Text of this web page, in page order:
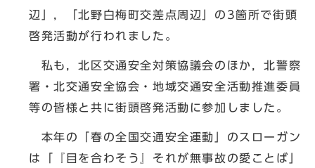
辺」，「北野白梅町交差点周辺」の3箇所で街頭
啓発活動が行われました。
私も，北区交通安全対策協議会のほか，北警察
署・北交通安全協会・地域交通安全活動推進委員
等の皆様と共に街頭啓発活動に参加しました。
本年の「春の全国交通安全運動」のスローガン
は「『目を合わそう』それが無事故の愛ことば」